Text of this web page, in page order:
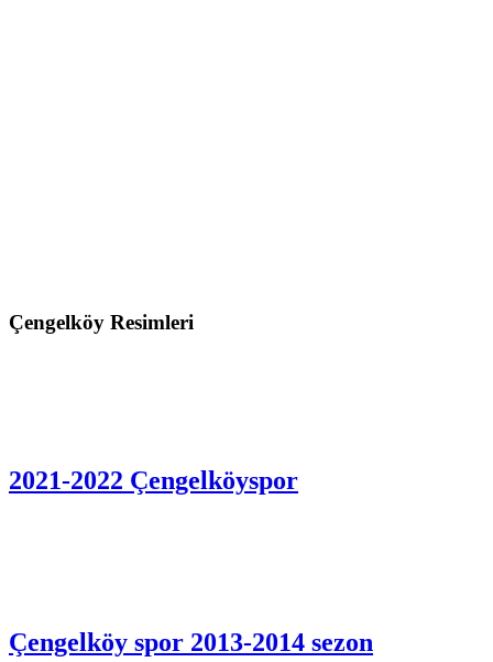
Çengelköy Resimleri
2021-2022 Çengelköyspor
Çengelköy spor 2013-2014 sezon